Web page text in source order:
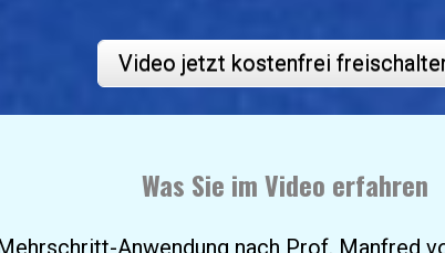
Video jetzt kostenfrei
Was Sie im Video erfahren